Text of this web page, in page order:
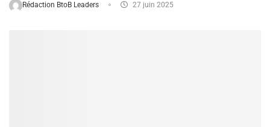
Rédaction BtoB Leaders 27 juin 2025